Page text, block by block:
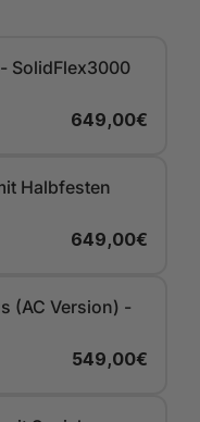
im
oder
installiert
nicht
SolidFlex3000
649,00€
Halbfesten
649,00€
(AC Version) -
549,00€